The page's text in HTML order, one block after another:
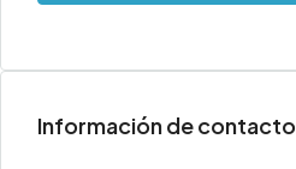
Información de contacto